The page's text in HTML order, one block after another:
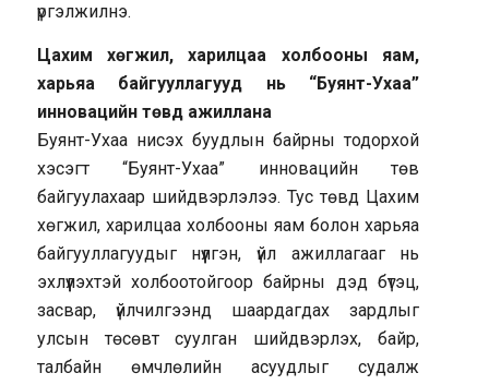
үргэлжилнэ.
Цахим хөгжил, харилцаа холбооны яам,
харьяа байгууллагууд нь “Буянт-Ухаа”
инновацийн төвд ажиллана
Буянт-Ухаа нисэх буудлын байрны тодорхой
хэсэгт “Буянт-Ухаа” инновацийн төв
байгуулахаар шийдвэрлэлээ. Тус төвд Цахим
хөгжил, харилцаа холбооны яам болон харьяа
байгууллагуудыг нүүлгэн, үйл ажиллагааг нь
эхлүүлэхтэй холбоотойгоор байрны дэд бүтэц,
засвар, үйлчилгээнд шаардагдах зардлыг
улсын төсөвт суулган шийдвэрлэх, байр,
талбайн өмчлөлийн асуудлыг судалж